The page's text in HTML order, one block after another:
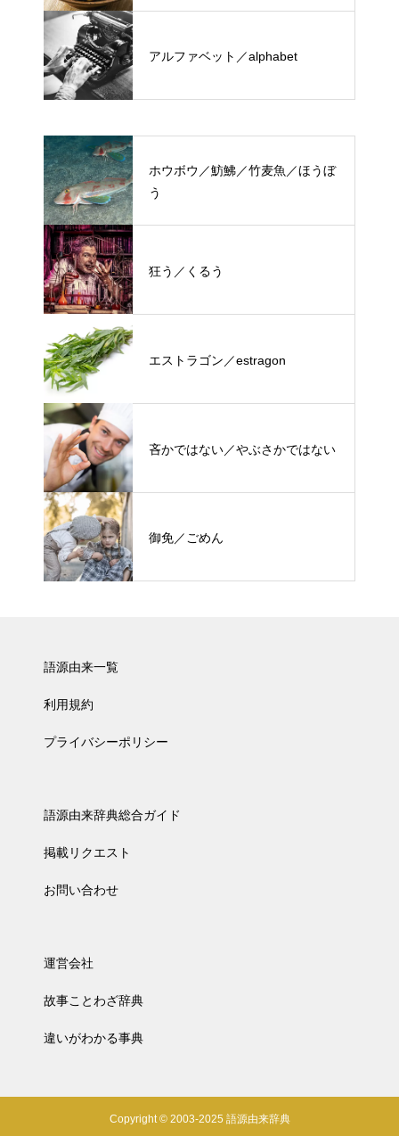
アルファベット／alphabet
ホウボウ／魴鮄／竹麦魚／ほうぼ
う
狂う／くるう
エストラゴン／estragon
吝かではない／やぶさかではない
御免／ごめん
語源由来一覧
利用規約
プライバシーポリシー
語源由来辞典総合ガイド
掲載リクエスト
お問い合わせ
運営会社
故事ことわざ辞典
違いがわかる事典
Copyright © 2003-2025 語源由来辞典